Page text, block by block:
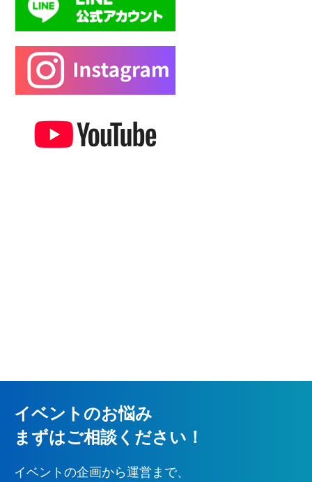
イベントのお悩み
まずはご相談ください！
イベントの企画から運営まで、